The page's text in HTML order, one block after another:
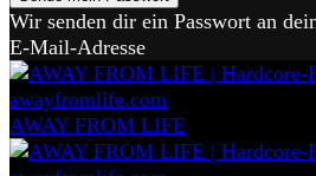
Wir senden dir ein Passwort an
E-Mail-Adresse
AWAY FROM LIFE